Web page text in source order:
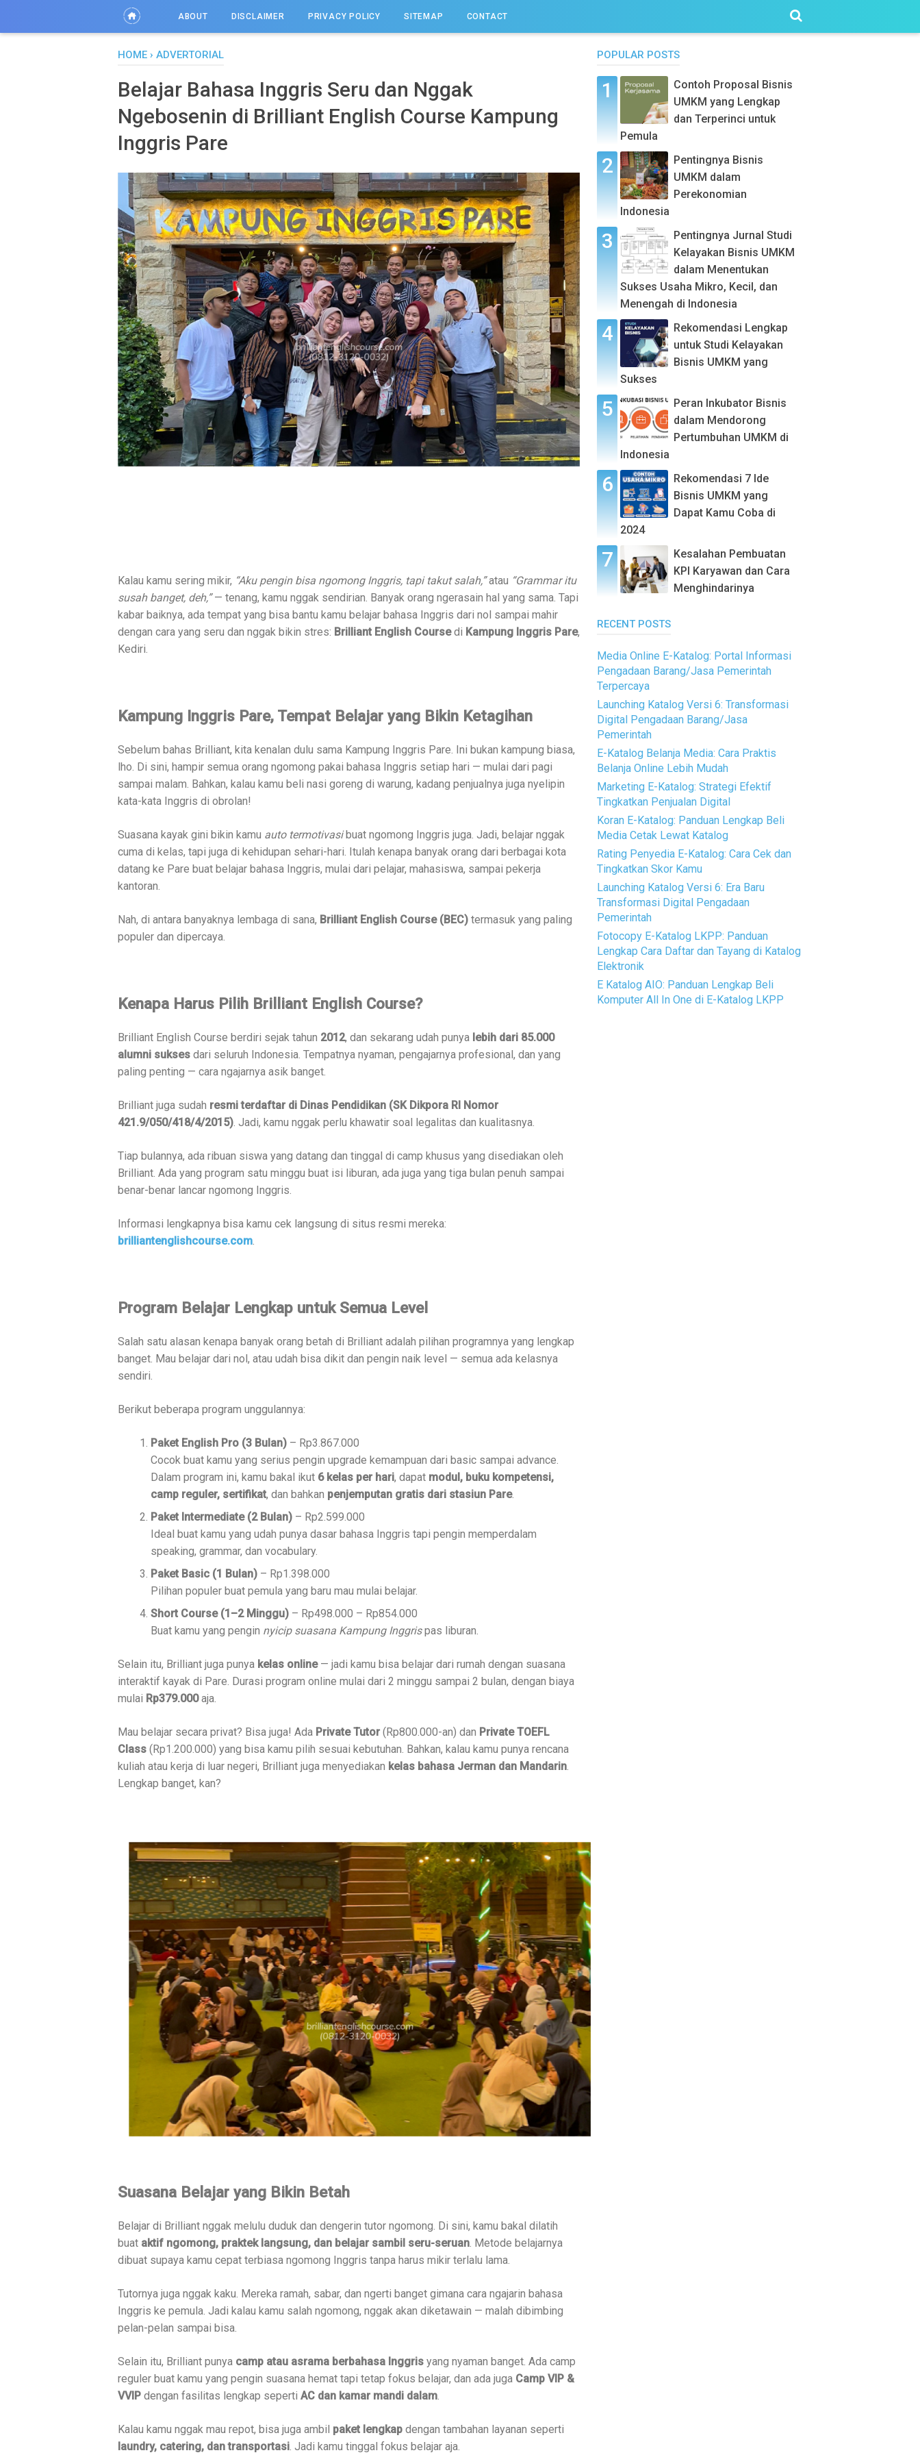
ABOUT DISCLAIMER PRIVACY POLICY SITEMAP CONTACT
HOME › ADVERTORIAL
Belajar Bahasa Inggris Seru dan Nggak
Ngebosenin di Brilliant English Course Kampung
Inggris Pare
Kalau kamu sering mikir, “Aku pengin bisa ngomong Inggris, tapi takut salah,”atau “Grammar itu
susah banget, deh,”— tenang, kamu nggak sendirian. Banyak orang ngerasain hal yang sama. Tapi
kabar baiknya, ada tempat yang bisa bantu kamu belajar bahasa Inggris dari nol sampai mahir
dengan cara yang seru dan nggak bikin stres: Brilliant English Coursedi Kampung Inggris Pare,
Kediri.
Kampung Inggris Pare, Tempat Belajar yang Bikin Ketagihan
Sebelum bahas Brilliant, kita kenalan dulu sama Kampung Inggris Pare. Ini bukan kampung biasa,
lho. Di sini, hampir semua orang ngomong pakai bahasa Inggris setiap hari — mulai dari pagi
sampai malam. Bahkan, kalau kamu beli nasi goreng di warung, kadang penjualnya juga nyelipin
kata-kata Inggris di obrolan!
Suasana kayak gini bikin kamu auto termotivasibuat ngomong Inggris juga. Jadi, belajar nggak
cuma di kelas, tapi juga di kehidupan sehari-hari. Itulah kenapa banyak orang dari berbagai kota
datang ke Pare buat belajar bahasa Inggris, mulai dari pelajar, mahasiswa, sampai pekerja
kantoran.
Nah, di antara banyaknya lembaga di sana, Brilliant English Course (BEC) termasuk yang paling
populer dan dipercaya.
Kenapa Harus Pilih Brilliant English Course?
Brilliant English Course berdiri sejak tahun 2012, dan sekarang udah punya lebih dari 85.000
alumni sukses dari seluruh Indonesia. Tempatnya nyaman, pengajarnya profesional, dan yang
paling penting — cara ngajarnya asik banget.
Brilliant juga sudah resmi terdaftar di Dinas Pendidikan (SK Dikpora RI Nomor
421.9/050/418/4/2015). Jadi, kamu nggak perlu khawatir soal legalitas dan kualitasnya.
Tiap bulannya, ada ribuan siswa yang datang dan tinggal di camp khusus yang disediakan oleh
Brilliant. Ada yang program satu minggu buat isi liburan, ada juga yang tiga bulan penuh sampai
benar-benar lancar ngomong Inggris.
Informasi lengkapnya bisa kamu cek langsung di situs resmi mereka:
brilliantenglishcourse.com.
Program Belajar Lengkap untuk Semua Level
Salah satu alasan kenapa banyak orang betah di Brilliant adalah pilihan programnya yang lengkap
banget. Mau belajar dari nol, atau udah bisa dikit dan pengin naik level — semua ada kelasnya
sendiri.
Berikut beberapa program unggulannya:
Paket English Pro (3 Bulan) – Rp3.867.000
Cocok buat kamu yang serius pengin upgrade kemampuan dari basic sampai advance.
Dalam program ini, kamu bakal ikut 6 kelas per hari, dapat modul, buku kompetensi,
camp reguler, sertifikat, dan bahkan penjemputan gratis dari stasiun Pare.
Paket Intermediate (2 Bulan) – Rp2.599.000
Ideal buat kamu yang udah punya dasar bahasa Inggris tapi pengin memperdalam
speaking, grammar, dan vocabulary.
Paket Basic (1 Bulan) – Rp1.398.000
Pilihan populer buat pemula yang baru mau mulai belajar.
Short Course (1–2 Minggu) – Rp498.000 – Rp854.000
Buat kamu yang pengin nyicip suasana Kampung Inggrispas liburan.
Selain itu, Brilliant juga punya kelas online— jadi kamu bisa belajar dari rumah dengan suasana
interaktif kayak di Pare. Durasi program online mulai dari 2 minggu sampai 2 bulan, dengan biaya
mulai Rp379.000aja.
Mau belajar secara privat? Bisa juga! Ada Private Tutor (Rp800.000-an) dan Private TOEFL
Class (Rp1.200.000) yang bisa kamu pilih sesuai kebutuhan. Bahkan, kalau kamu punya rencana
kuliah atau kerja di luar negeri, Brilliant juga menyediakan kelas bahasa Jerman dan Mandarin.
Lengkap banget, kan?
Suasana Belajar yang Bikin Betah
Belajar di Brilliant nggak melulu duduk dan dengerin tutor ngomong. Di sini, kamu bakal dilatih
buat aktif ngomong, praktek langsung, dan belajar sambil seru-seruan. Metode belajarnya
dibuat supaya kamu cepat terbiasa ngomong Inggris tanpa harus mikir terlalu lama.
Tutornya juga nggak kaku. Mereka ramah, sabar, dan ngerti banget gimana cara ngajarin bahasa
Inggris ke pemula. Jadi kalau kamu salah ngomong, nggak akan diketawain — malah dibimbing
pelan-pelan sampai bisa.
Selain itu, Brilliant punya camp atau asrama berbahasa Inggris yang nyaman banget. Ada camp
reguler buat kamu yang pengin suasana hemat tapi tetap fokus belajar, dan ada juga Camp VIP &
VVIP dengan fasilitas lengkap seperti AC dan kamar mandi dalam.
Kalau kamu nggak mau repot, bisa juga ambil paket lengkap dengan tambahan layanan seperti
laundry, catering, dan transportasi. Jadi kamu tinggal fokus belajar aja.
POPULAR POSTS
Contoh Proposal Bisnis
UMKM yang Lengkap
dan Terperinci untuk
Pemula
Pentingnya Bisnis
UMKM dalam
Perekonomian
Indonesia
Pentingnya Jurnal Studi
Kelayakan Bisnis UMKM
dalam Menentukan
Sukses Usaha Mikro, Kecil, dan
Menengah di Indonesia
Rekomendasi Lengkap
untuk Studi Kelayakan
Bisnis UMKM yang
Sukses
Peran Inkubator Bisnis
dalam Mendorong
Pertumbuhan UMKM di
Indonesia
Rekomendasi 7 Ide
Bisnis UMKM yang
Dapat Kamu Coba di
2024
Kesalahan Pembuatan
KPI Karyawan dan Cara
Menghindarinya
RECENT POSTS
Media Online E-Katalog: Portal Informasi
Pengadaan Barang/Jasa Pemerintah
Terpercaya
Launching Katalog Versi 6: Transformasi
Digital Pengadaan Barang/Jasa
Pemerintah
E-Katalog Belanja Media: Cara Praktis
Belanja Online Lebih Mudah
Marketing E-Katalog: Strategi Efektif
Tingkatkan Penjualan Digital
Koran E-Katalog: Panduan Lengkap Beli
Media Cetak Lewat Katalog
Rating Penyedia E-Katalog: Cara Cek dan
Tingkatkan Skor Kamu
Launching Katalog Versi 6: Era Baru
Transformasi Digital Pengadaan
Pemerintah
Fotocopy E-Katalog LKPP: Panduan
Lengkap Cara Daftar dan Tayang di Katalog
Elektronik
E Katalog AIO: Panduan Lengkap Beli
Komputer All In One di E-Katalog LKPP